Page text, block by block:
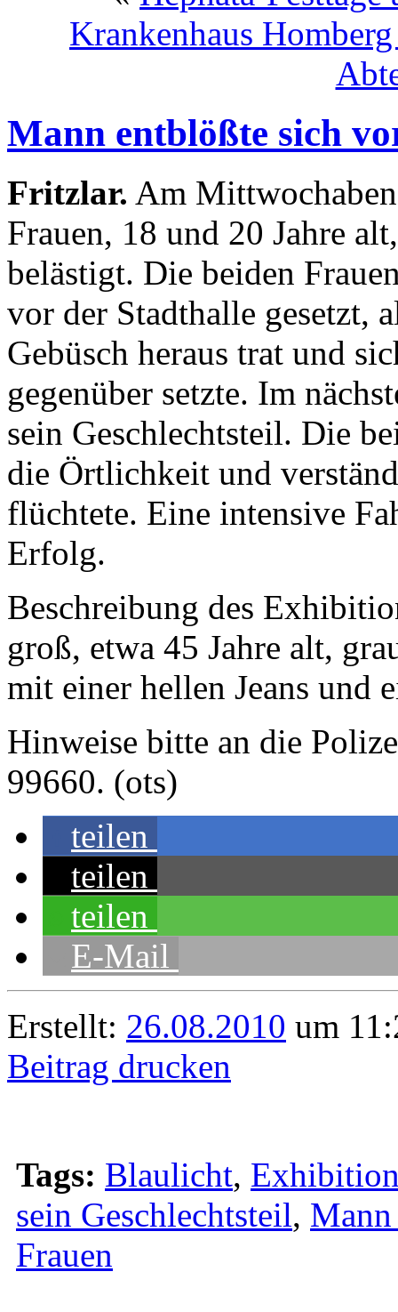
Krankenhaus
Mann entblößte sich
Fritzlar. Am
Frauen, 18 und 20 Jahre
belästigt. Die beiden
vor der Stadthalle gesetzt,
Gebüsch heraus trat und
gegenüber setzte. Im
sein Geschlechtsteil. Die
die Örtlichkeit und
flüchtete. Eine intensive
Erfolg.
Beschreibung des
groß, etwa 45 Jahre alt,
mit einer hellen Jeans und
Hinweise bitte an die
99660. (ots)
teilen
teilen
teilen
E-Mail
Erstellt: 26.08.2010 um
Beitrag drucken
Tags: Blaulicht,
sein Geschlechtsteil,
Frauen